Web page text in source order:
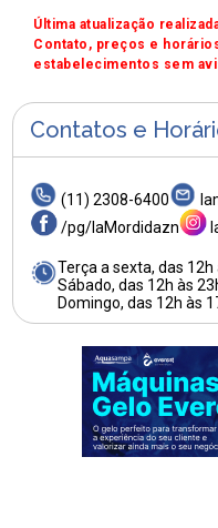
Última atualização
Contato, preços e
estabelecimentos sem
Contatos e
(11) 2308-6400
/pg/laMordidazn
Terça a sexta, das 12h
Sábado, das 12h às
Domingo, das 12h às